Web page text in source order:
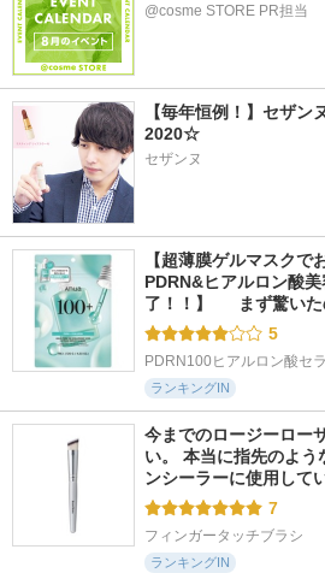
@cosme STORE PR担当
【毎年恒例！】セザン
2020☆
セザンヌ
【超薄膜ゲルマスク
PDRN&ヒアルロン酸
了！！】  　まず驚い
5
PDRN100ヒアルロン酸セ
ランキングIN
今までのロージーロー
い。 本当に指先のよう
ンシーラーに使用して
7
フィンガータッチブラシ
ランキングIN